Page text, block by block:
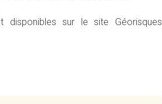
sur le site Géorisques